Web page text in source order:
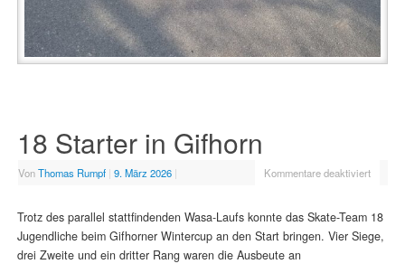
18 Starter in Gifhorn
VonThomas Rumpf | 9. März 2026 | Kommentare deaktiviert
Trotz des parallel stattfindenden Wasa-Laufs konnte das Skate-Team 18
Jugendliche beim Gifhorner Wintercup an den Start bringen. Vier Siege,
drei Zweite und ein dritter Rang waren die Ausbeute an